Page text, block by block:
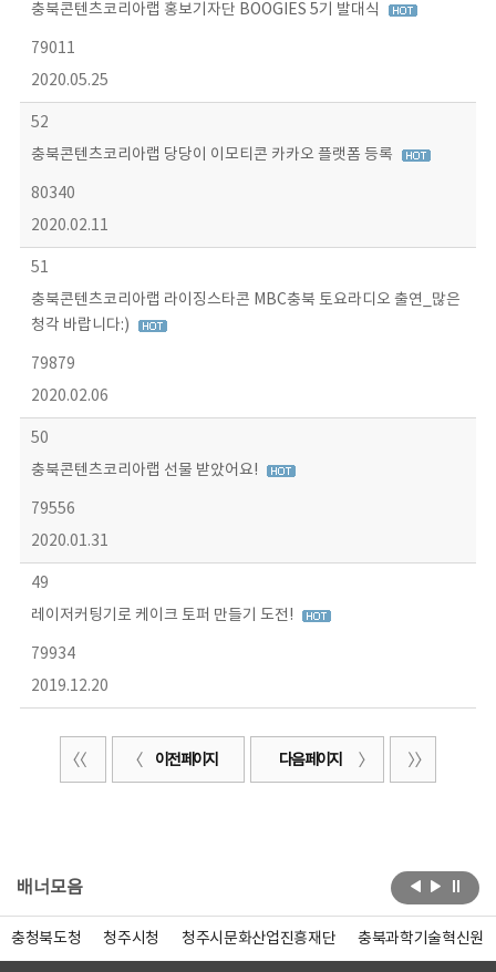
충북콘텐츠코리아랩 홍보기자단 BOOGIES 5기 발대식
79011
2020.05.25
52
충북콘텐츠코리아랩 당당이 이모티콘 카카오 플랫폼 등록
80340
2020.02.11
51
충북콘텐츠코리아랩 라이징스타콘 MBC충북 토요라디오 출연_많은
청각 바랍니다:)
79879
2020.02.06
50
충북콘텐츠코리아랩 선물 받았어요!
79556
2020.01.31
49
레이저커팅기로 케이크 토퍼 만들기 도전!
79934
2019.12.20
이전 페이지 다음 페이지
배너모음
충청북도청 청주시청 청주시문화산업진흥재단 충북과학기술혁신원